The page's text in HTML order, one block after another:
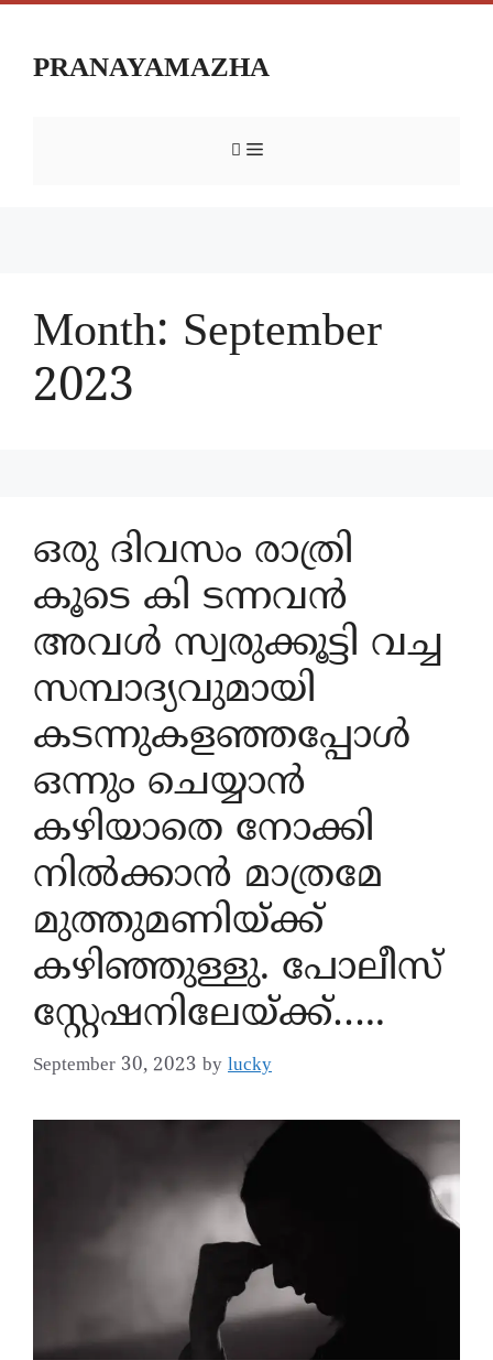
PRANAYAMAZHA
Month: September
2023
ഒരു ദിവസം രാത്രി
കൂടെ കി ടന്നവൻ
അവൾ സ്വരുക്കൂട്ടി വച്ച
സമ്പാദ്യവുമായി
കടന്നുകളഞ്ഞപ്പോൾ
ഒന്നും ചെയ്യാൻ
കഴിയാതെ നോക്കി
നിൽക്കാൻ മാത്രമേ
മുത്തുമണിയ്ക്ക്
കഴിഞ്ഞുള്ളു. പോലീസ്‌
സ്റ്റേഷനിലേയ്ക്ക്…..
September 30, 2023 by lucky